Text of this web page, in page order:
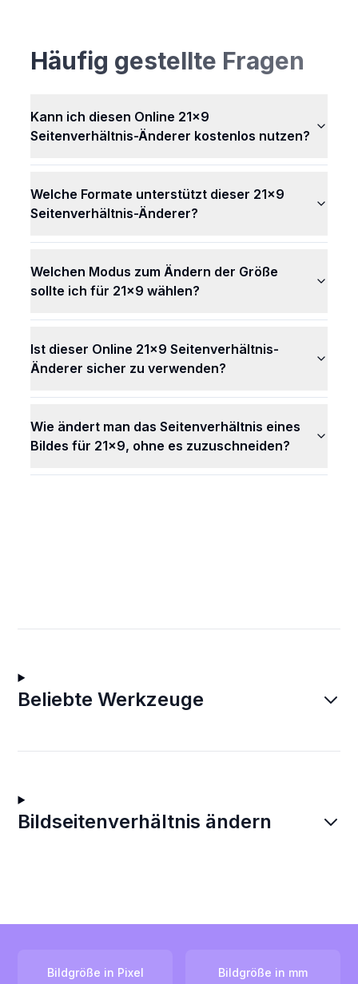
bleiben geheim und sicher bei Ihnen. Niemand
sonst kann Ihre Bilder sehen oder verwenden.
Häufig gestellte Fragen
Kann ich diesen Online 21x9
Seitenverhältnis-Änderer kostenlos nutzen?
Welche Formate unterstützt dieser 21x9
Seitenverhältnis-Änderer?
Welchen Modus zum Ändern der Größe
sollte ich für 21x9 wählen?
Ist dieser Online 21x9 Seitenverhältnis-
Änderer sicher zu verwenden?
Wie ändert man das Seitenverhältnis eines
Bildes für 21x9, ohne es zuzuschneiden?
Beliebte Werkzeuge
Bildseitenverhältnis ändern
Bildgröße in Pixel
Bildgröße in mm